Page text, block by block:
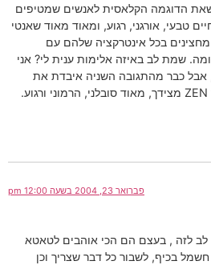
הדוגמה הקלאסית לאנשים שמטיפים
טבעי, אורגני, רגוע, ומאוד מאוד שאנטי
בכל אינטרקציה שלהם עם
שמת לב באיזה אלימות ענית לי? אני
כבר מהתגובה השניה איבדת את
הסבלנות אלי. מאוד ZEN מצידך, מאוד סובלני, הרמוני ורגוע.
פברואר 23, 2004 בשעה 12:00 pm
לזה , בעצם הם הכי אוהבים לטאטא
בכיף, לשבור כל דבר שצריך וכן